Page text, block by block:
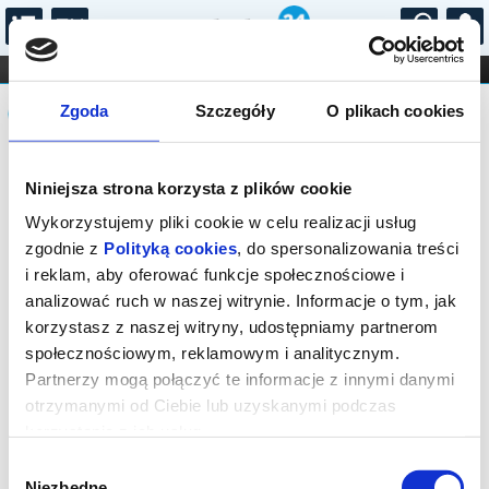
Zgoda Szczegóły O plikach cookies
Niniejsza strona korzysta z plików cookie
Wykorzystujemy pliki cookie w celu realizacji usług
zgodnie z Polityką cookies, do spersonalizowania treści
i reklam, aby oferować funkcje społecznościowe i
analizować ruch w naszej witrynie. Informacje o tym, jak
korzystasz z naszej witryny, udostępniamy partnerom
społecznościowym, reklamowym i analitycznym.
Partnerzy mogą połączyć te informacje z innymi danymi
otrzymanymi od Ciebie lub uzyskanymi podczas
...
FILHARMONIA OPERA I BALET
STAND-UP
DLA DZIECI
Komunikat
Sprzedaż on-line została zakończona,
sprawdź dostępność biletów w kasie.